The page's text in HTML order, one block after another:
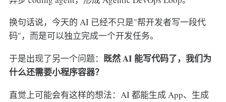
换句话说，今天的 AI 已经不只是"帮开发者写一段代
码"，而是可以独立完成一个开发任务。
于是出现了另一个问题： 既然 AI 能写代码了，我们为
什么还需要小程序容器？
直觉上可能会有这样的想法：AI 都能生成 App、生成